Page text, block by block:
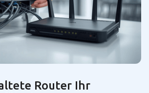
Router Ihr